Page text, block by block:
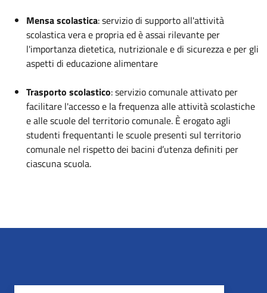
Mensa scolastica: serviziodi supporto all'attività
scolastica vera e propria ed è assai rilevante per
l'importanza dietetica, nutrizionale e di sicurezza e per gli
aspetti di educazione alimentare
Trasporto scolastico:servizio comunale attivato per
facilitare l'accesso e la frequenza alle attività scolastiche
e alle scuole del territorio comunale. È erogato agli
studenti frequentanti le scuole presenti sul territorio
comunale nel rispetto dei bacini d’utenza definiti per
ciascuna scuola.